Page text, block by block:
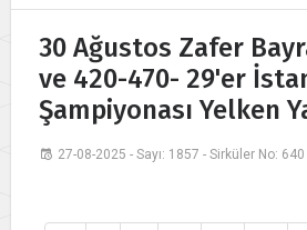
30 Ağustos Zafer
ve 420-470- 29'er
Şampiyonası Yelken
27-08-2025 - Sayı: 1857 - Sirküler No: 640